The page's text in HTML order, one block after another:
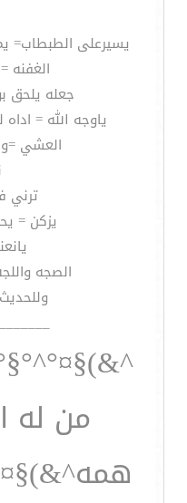
يسيرعلى الطبطاب=
الغفنه
جعله يلحق
ياوجه الله =
العشي
ترني
يزكن =
الصجه
من له